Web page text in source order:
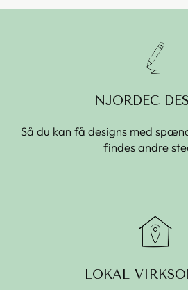
NJORDEC
Så du kan få designs med
findes andre
LOKAL